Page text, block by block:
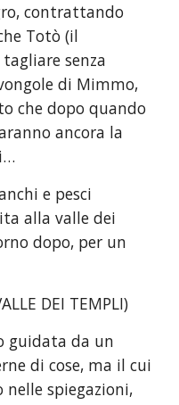
contrattando
Totò (il
senza
di Mimmo,
che dopo quando
ancora la
e pesci
alla valle dei
dopo, per un
DEI TEMPLI)
guidata da un
di cose, ma il cui
nelle spiegazioni,